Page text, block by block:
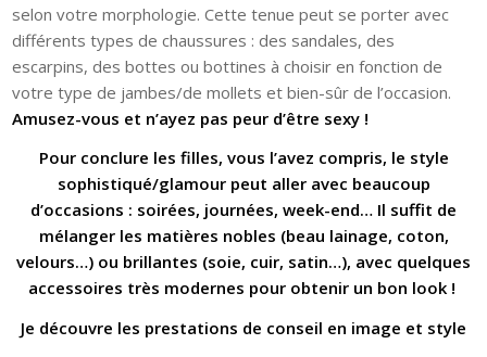
selon votre morphologie. Cette tenue peut se porter avec
différents types de chaussures : des sandales, des
escarpins, des bottes ou bottines à choisir en fonction de
votre type de jambes/de mollets et bien-sûr de l’occasion.
Amusez-vous et n’ayez pas peur d’être sexy !
Pour conclure les filles, vous l’avez compris, le style
sophistiqué/glamour peut aller avec beaucoup
d’occasions : soirées, journées, week-end… Il suffit de
mélanger les matières nobles (beau lainage, coton,
velours…) ou brillantes (soie, cuir, satin…), avec quelques
accessoires très modernes pour obtenir un bon look !
Je découvre les prestations de conseil en image et style